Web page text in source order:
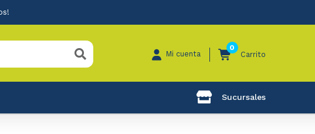
Mi cuenta
0
Carrito
Sucursales